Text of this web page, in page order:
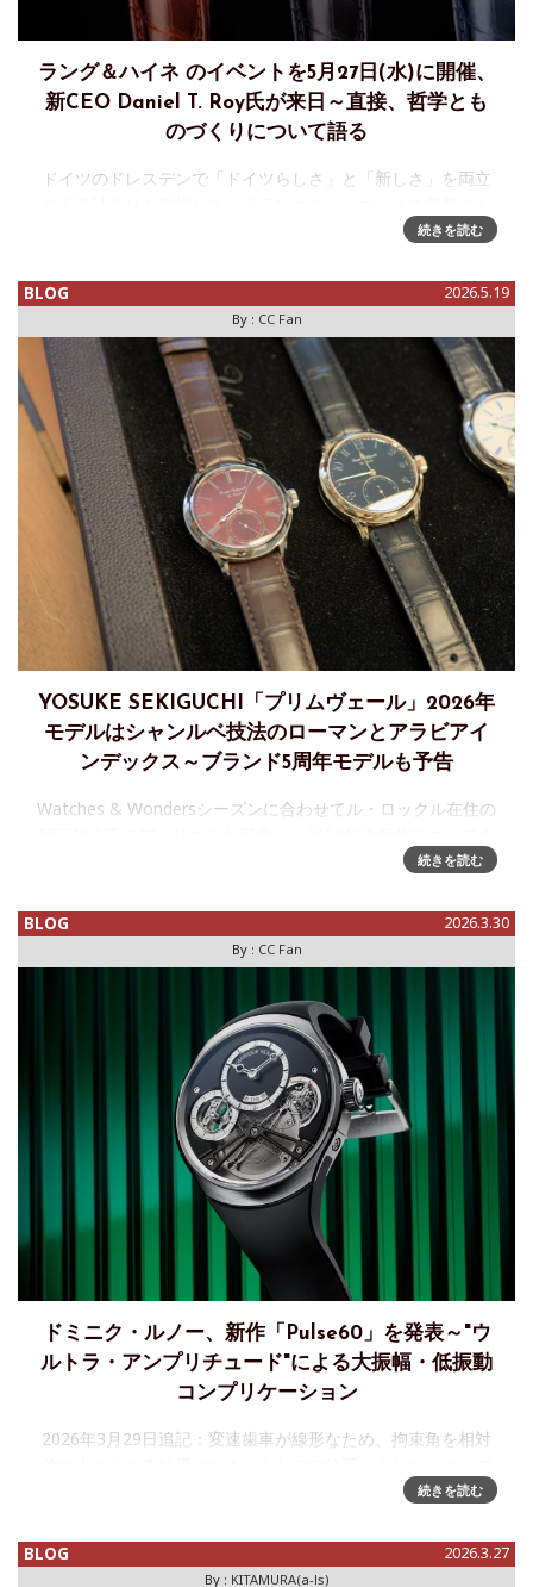
ラング＆ハイネ のイベントを5月27日(水)に開催、
新CEO Daniel T. Roy氏が来日～直接、哲学とも
のづくりについて語る
ドイツのドレスデンで「ドイツらしさ」と「新しさ」を両立
のづくりに触れることができるイベントが開催される、とい
イリングからのインヴィテ
続きを読む
BLOG 2026.5.19
By : CC Fan
YOSUKE SEKIGUCHI「プリムヴェール」2026年
モデルはシャンルベ技法のローマンとアラビアイ
ンデックス～ブランド5周年モデルも予告
Watches & Wondersシーズンに合わせてル・ロックル在住の
お話を伺いましたのでレポートします。年ごとにイヤーモデ
続きを読む
BLOG 2026.3.30
By : CC Fan
ドミニク・ルノー、新作「Pulse60」を発表～"ウ
ルトラ・アンプリチュード"による大振幅・低振動
コンプリケーション
2026年3月29日追記：変速歯車が線形なため、拘束角を相対
リケーションの担い手として名高い工房ルノー・エ・パピ(現
ノー、昨
続きを読む
BLOG 2026.3.27
By : KITAMURA(a-ls)